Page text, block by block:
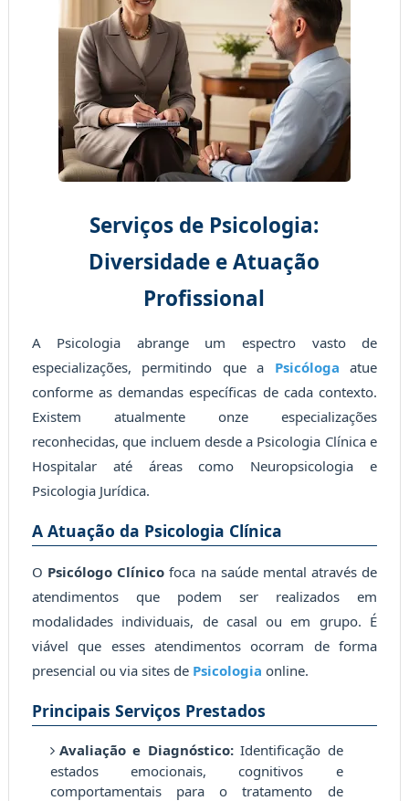
Serviços de Psicologia:
Diversidade e Atuação
Profissional
A Psicologia abrange um espectro vasto de
especializações, permitindo que a Psicóloga atue
conforme as demandas específicas de cada contexto.
Existem atualmente onze especializações
reconhecidas, que incluem desde a Psicologia Clínica e
Hospitalar até áreas como Neuropsicologia e
Psicologia Jurídica.
A Atuação da Psicologia Clínica
O Psicólogo Clínico foca na saúde mental através de
atendimentos que podem ser realizados em
modalidades individuais, de casal ou em grupo. É
viável que esses atendimentos ocorram de forma
presencial ou via sites de Psicologia online.
Principais Serviços Prestados
Avaliação e Diagnóstico:Identificação de
estados emocionais, cognitivos e
comportamentais para o tratamento de